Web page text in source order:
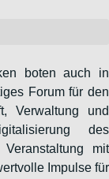
boten auch in
Forum für den
Verwaltung und
des
mit
Impulse für